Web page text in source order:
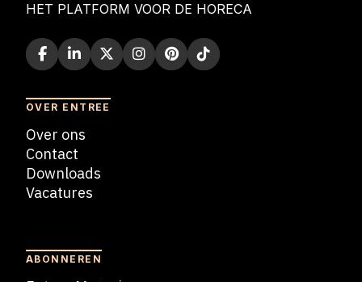
HET PLATFORM VOOR DE HORECA
OVER ENTREE
Over ons
Contact
Downloads
Vacatures
ABONNEREN